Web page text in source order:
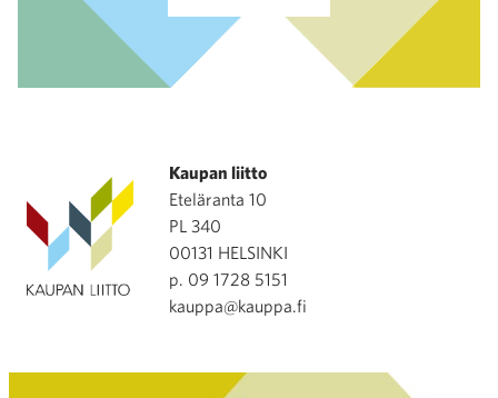
Kaupan liitto
Eteläranta 10
PL 340
00131 HELSINKI
p. 09 1728 5151
kauppa@kauppa.fi